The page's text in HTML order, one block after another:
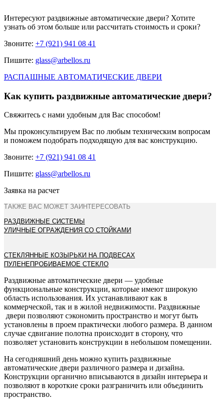
Интересуют раздвижные автоматические двери? Хотите
узнать об этом больше или рассчитать стоимость и сроки?
Звоните: +7 (921) 941 08 41
Пишите: glass@arbellos.ru
РАСПАШНЫЕ АВТОМАТИЧЕСКИЕ ДВЕРИ
Как купить раздвижные автоматические двери?
Свяжитесь с нами удобным для Вас способом!
Мы проконсультируем Вас по любым техническим вопросам
и поможем подобрать подходящую для вас конструкцию.
Звоните: +7 (921) 941 08 41
Пишите: glass@arbellos.ru
Заявка на расчет
ТАКЖЕ ВАС МОЖЕТ ЗАИНТЕРЕСОВАТЬ
РАЗДВИЖНЫЕ СИСТЕМЫ
УЛИЧНЫЕ ОГРАЖДЕНИЯ СО СТОЙКАМИ
СТЕКЛЯННЫЕ КОЗЫРЬКИ НА ПОДВЕСАХ
ПУЛЕНЕПРОБИВАЕМОЕ СТЕКЛО
Раздвижные автоматические двери — удобные
функциональные конструкции, которые имеют широкую
область использования. Их устанавливают как в
коммерческой, так и в жилой недвижимости. Раздвижные
двери позволяют сэкономить пространство и могут быть
установлены в проем практически любого размера. В данном
случае сдвигание полотна происходит в сторону, что
позволяет установить конструкции в небольшом помещении.
На сегодняшний день можно купить раздвижные
автоматические двери различного размера и дизайна.
Конструкции органично вписываются в дизайн интерьера и
позволяют в короткие сроки разграничить или объединить
пространство.